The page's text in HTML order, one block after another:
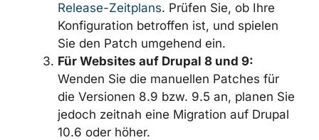
Release-Zeitplans. Prüfen Sie, ob Ihre
Konfiguration betroffen ist, und spielen
Sie den Patch umgehend ein.
Für Websites auf Drupal 8 und 9:
Wenden Sie die manuellen Patches für
die Versionen 8.9 bzw. 9.5 an, planen Sie
jedoch zeitnah eine Migration auf Drupal
10.6 oder höher.